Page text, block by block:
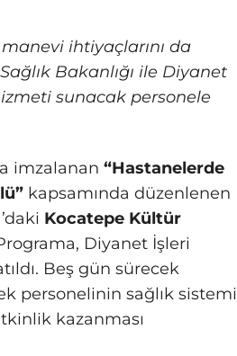
ihtiyaçlarını da
Bakanlığı ile Diyanet
sunacak personele
imzalanan “Hastanelerde
kapsamında düzenlenen
Kocatepe Kültür
Diyanet İşleri
Beş gün sürecek
personelinin sağlık sistemi
kazanması